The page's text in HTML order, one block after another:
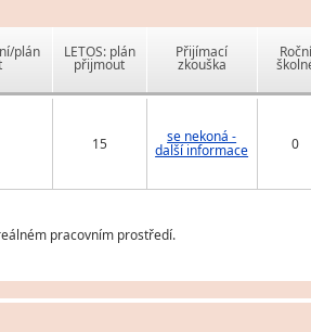
plán LETOS: plán
přijmout
Přijímací
zkouška
Roční
15 se nekoná -
další informace 0
pracovním prostředí.